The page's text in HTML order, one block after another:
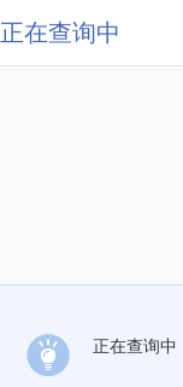
正在查询中
正在查询中